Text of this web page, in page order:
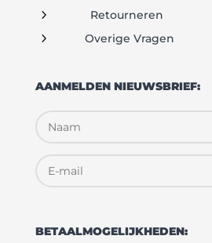
5 Retourneren
5 Overige Vragen
AANMELDEN NIEUWSBRIEF:
BETAALMOGELIJKHEDEN: